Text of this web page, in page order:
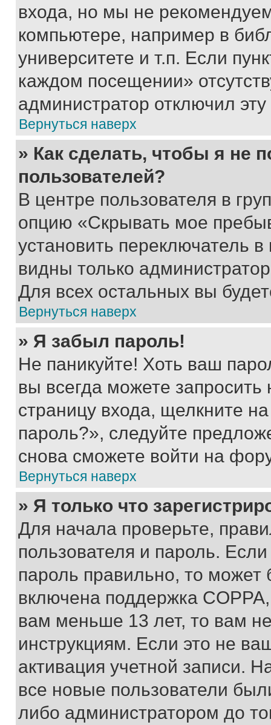
входа, но мы не
компьютере, например в
университете и т.п. Если
каждом посещении»
администратор отключил
Вернуться наверх
» Как сделать, чтобы я не
пользователей?
В центре пользователя в
опцию «Скрывать мое
установить переключатель
видны только
Для всех остальных вы
Вернуться наверх
» Я забыл пароль!
Не паникуйте! Хоть ваш
вы всегда можете
страницу входа, щелкните
пароль?», следуйте
снова сможете войти на
Вернуться наверх
» Я только что
Для начала проверьте,
пользователя и пароль.
пароль правильно, то может
включена поддержка
вам меньше 13 лет, то вам
инструкциям. Если это не
активация учетной записи.
все новые пользователи
либо администратором до